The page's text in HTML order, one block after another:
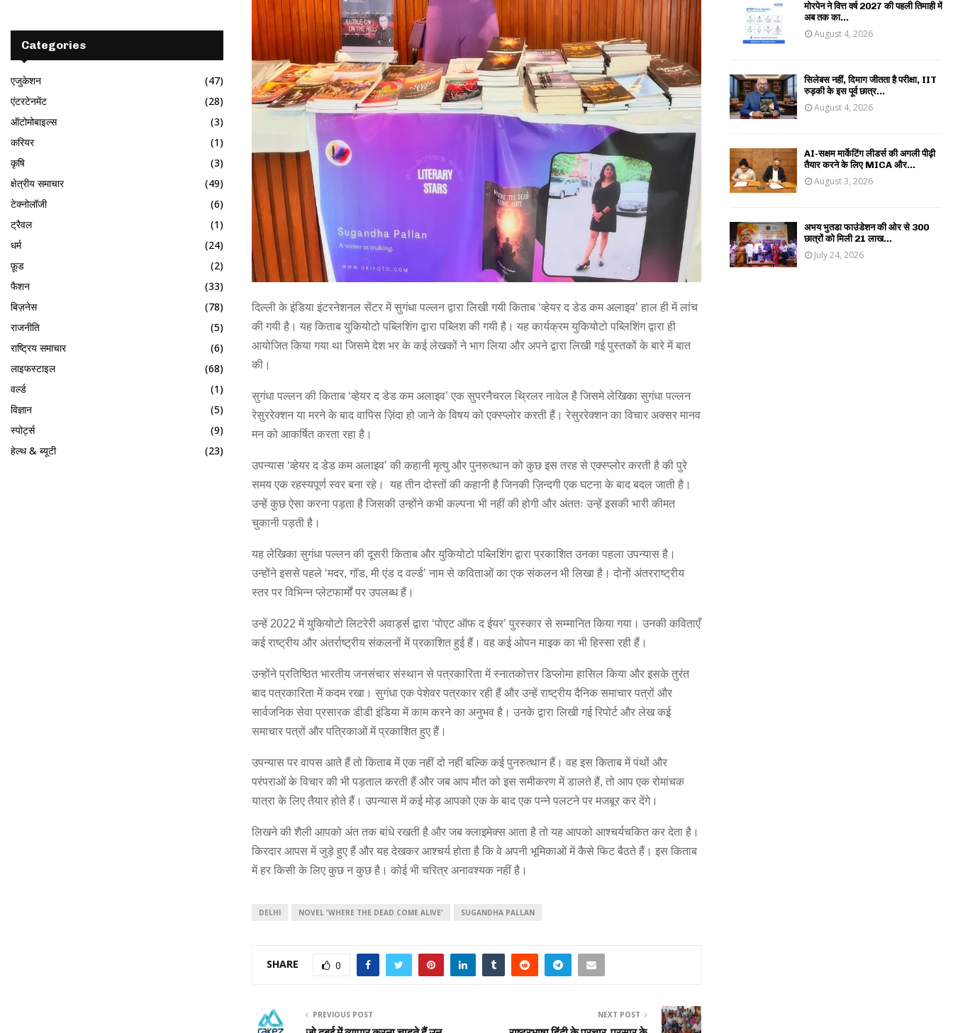
दिल्ली के इंडिया इंटरनेशनल सेंटर में सुगंधा पल्लन द्वारा लिखी गयी किताब ‘व्हेयर द डेड कम अलाइव’ हाल ही में लांच
की गयी है। यह किताब युकियोटो पब्लिशिंग द्वारा पब्लिश की गयी है। यह कार्यक्रम युकियोटो पब्लिशिंग द्वारा ही
आयोजित किया गया था जिसमे देश भर के कई लेखकों ने भाग लिया और अपने द्वारा लिखी गई पुस्तकों के बारे में बात
की।
सुगंधा पल्लन की किताब ‘व्हेयर द डेड कम अलाइव’ एक सुपरनैचरल थ्रिलर नावेल है जिसमे लेखिका सुगंधा पल्लन
रेसुररेक्शन या मरने के बाद वापिस ज़िंदा हो जाने के विषय को एक्स्प्लोर करती हैं। रेसुररेक्शन का विचार अक्सर मानव
मन को आकर्षित करता रहा है।
उपन्यास ‘व्हेयर द डेड कम अलाइव’ की कहानी मृत्यु और पुनरुत्थान को कुछ इस तरह से एक्स्प्लोर करती है की पुरे
समय एक रहस्यपूर्ण स्वर बना रहे। यह तीन दोस्तों की कहानी है जिनकी ज़िन्दगी एक घटना के बाद बदल जाती है।
उन्हें कुछ ऐसा करना पड़ता है जिसकी उन्होंने कभी कल्पना भी नहीं की होगी और अंततः उन्हें इसकी भारी कीमत
चुकानी पड़ती है।
यह लेखिका सुगंधा पल्लन की दूसरी किताब और युकियोटो पब्लिशिंग द्वारा प्रकाशित उनका पहला उपन्यास है।
उन्होंने इससे पहले ‘मदर, गॉड, मी एंड द वर्ल्ड’ नाम से कविताओं का एक संकलन भी लिखा है। दोनों अंतरराष्ट्रीय
स्तर पर विभिन्न प्लेटफार्मों पर उपलब्ध हैं।
उन्हें 2022 में युकियोटो लिटरेरी अवार्ड्स द्वारा ‘पोएट ऑफ द ईयर’ पुरस्कार से सम्मानित किया गया। उनकी कविताएँ
कई राष्ट्रीय और अंतर्राष्ट्रीय संकलनों में प्रकाशित हुई हैं। वह कई ओपन माइक का भी हिस्सा रही हैं।
उन्होंने प्रतिष्ठित भारतीय जनसंचार संस्थान से पत्रकारिता में स्नातकोत्तर डिप्लोमा हासिल किया और इसके तुरंत
बाद पत्रकारिता में कदम रखा। सुगंधा एक पेशेवर पत्रकार रही हैं और उन्हें राष्ट्रीय दैनिक समाचार पत्रों और
सार्वजनिक सेवा प्रसारक डीडी इंडिया में काम करने का अनुभव है। उनके द्वारा लिखी गई रिपोर्ट और लेख कई
समाचार पत्रों और पत्रिकाओं में प्रकाशित हुए हैं।
उपन्यास पर वापस आते हैं तो किताब में एक नहीं दो नहीं बल्कि कई पुनरुत्थान हैं। वह इस किताब में पंथों और
परंपराओं के विचार की भी पड़ताल करती हैं और जब आप मौत को इस समीकरण में डालते हैं, तो आप एक रोमांचक
यात्रा के लिए तैयार होते हैं। उपन्यास में कई मोड़ आपको एक के बाद एक पन्ने पलटने पर मजबूर कर देंगे।
लिखने की शैली आपको अंत तक बांधे रखती है और जब क्लाइमेक्स आता है तो यह आपको आश्चर्यचकित कर देता है।
किरदार आपस में जुड़े हुए हैं और यह देखकर आश्चर्य होता है कि वे अपनी भूमिकाओं में कैसे फिट बैठते हैं। इस किताब
में हर किसी के लिए कुछ न कुछ है। कोई भी चरित्र अनावश्यक नहीं है।
DELHI NOVEL 'WHERE THE DEAD COME ALIVE' SUGANDHA PALLAN
SHARE 0
PREVIOUS POST NEXT POST
Categories
एजुकेशन
(47)
एंटरटेनमेंट
(28)
ऑटोमोबाइल्स
(3)
करियर
(1)
कृषि
(3)
क्षेत्रीय समाचार
(49)
टेक्नोलॉजी
(6)
ट्रैवल
(1)
धर्म
(24)
फ़ूड
(2)
फैशन
(33)
बिज़नेस
(78)
राजनीति
(5)
राष्ट्रिय समाचार
(6)
लाइफस्टाइल
(68)
वर्ल्ड
(1)
विज्ञान
(5)
स्पोर्ट्स
(9)
हेल्थ & ब्यूटी
(23)
मोरपेन ने वित्त वर्ष 2027 की पहली तिमाही में
अब तक का...
August 4, 2026
सिलेबस नहीं, दिमाग जीतता है परीक्षा, IIT
रुड़की के इस पूर्व छात्र...
August 4, 2026
AI-सक्षम मार्केटिंग लीडर्स की अगली पीढ़ी
तैयार करने के लिए MICA और...
August 3, 2026
अभय भुतडा फाउंडेशन की ओर से 300
छात्रों को मिली 21 लाख...
July 24, 2026